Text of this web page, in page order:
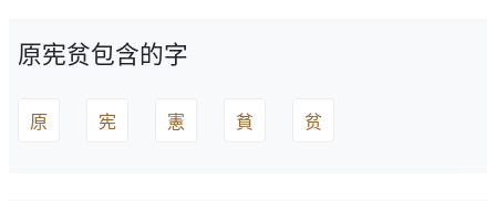
原宪贫包含的字
原 宪 憲 貧 贫